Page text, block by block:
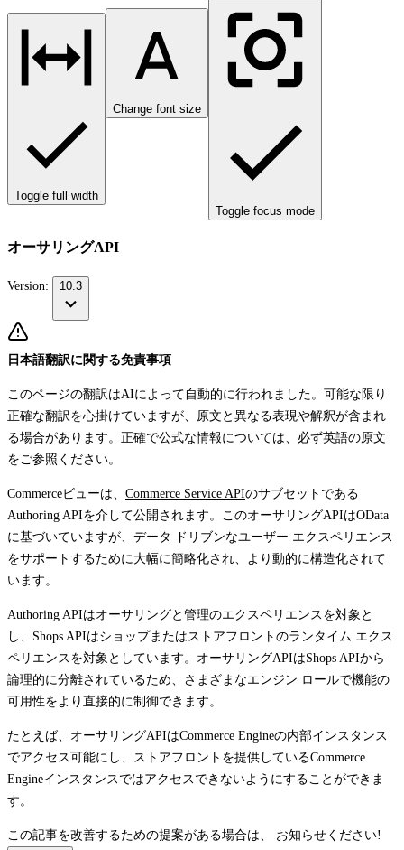
Toggle full width
Change font size
Toggle focus mode
オーサリングAPI
Version: 10.3
日本語翻訳に関する免責事項
このページの翻訳はAIによって自動的に行われました。可能な限り
正確な翻訳を心掛けていますが、原文と異なる表現や解釈が含まれ
る場合があります。正確で公式な情報については、必ず英語の原文
をご参照ください。
Commerceビューは、 Commerce Service APIのサブセットである
Authoring APIを介して公開されます。このオーサリングAPIはOData
に基づいていますが、データ ドリブンなユーザー エクスペリエンス
をサポートするために大幅に簡略化され、より動的に構造化されて
います。
Authoring APIはオーサリングと管理のエクスペリエンスを対象と
し、Shops APIはショップまたはストアフロントのランタイム エクス
ペリエンスを対象としています。オーサリングAPIはShops APIから
論理的に分離されているため、さまざまなエンジン ロールで機能の
可用性をより直接的に制御できます。
たとえば、オーサリングAPIはCommerce Engineの内部インスタンス
でアクセス可能にし、ストアフロントを提供しているCommerce
Engineインスタンスではアクセスできないようにすることができま
す。
この記事を改善するための提案がある場合は、 お知らせください!